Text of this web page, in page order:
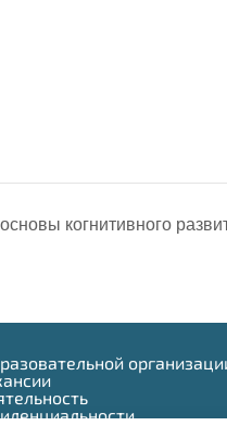
когнитивного